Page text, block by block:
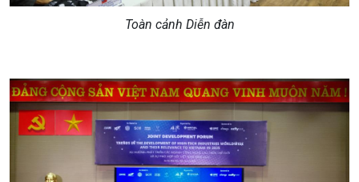
Toàn cảnh Diễn đàn